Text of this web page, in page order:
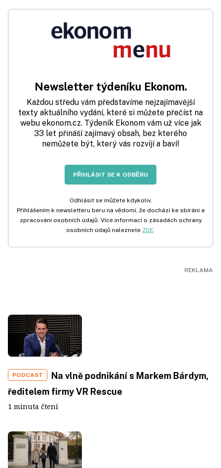
Newsletter týdeníku Ekonom.
Každou středu vám představíme nejzajímavější
texty aktuálního vydání, které si můžete přečíst na
webu ekonom.cz. Týdeník Ekonom vám už více jak
33 let přináší zajímavý obsah, bez kterého
nemůžete být, který vás rozvíjí a baví!
PŘIHLÁSIT SE K ODBĚRU
Odhlásit se můžete kdykoliv.
Přihlášením k newsletteru beru na vědomí, že dochází ke sbírání a
zpracování osobních údajů. Více informací o zásadách ochrany
osobních údajů naleznete ZDE.
PODCAST
Na vlně podnikání s Markem Bárdym,
ředitelem firmy VR Rescue
1 minuta čtení